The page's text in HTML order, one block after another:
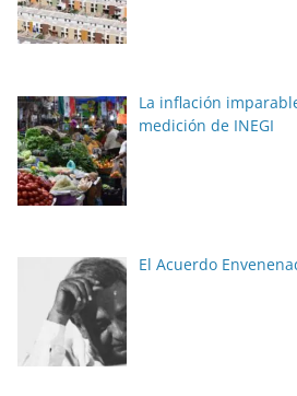
La inflación
medición de INEGI
El Acuerdo